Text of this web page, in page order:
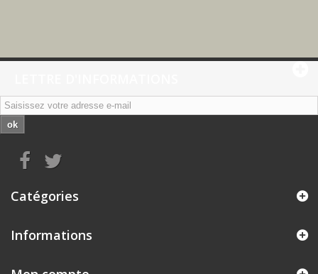
ok
Catégories
Informations